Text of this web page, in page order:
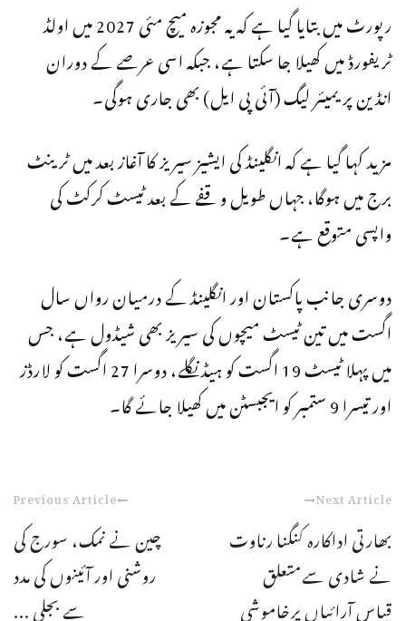
رپورٹ میں بتایا گیا ہے کہ یہ مجوزہ میچ مئی 2027 میں اولڈ
ٹریفورڈ میں کھیلا جا سکتا ہے، جبکہ اسی عرصے کے دوران
انڈین پریمیئر لیگ (آئی پی ایل) بھی جاری ہوگی۔
مزید کہا گیا ہے کہ انگلینڈ کی ایشیز سیریز کا آغاز بعد میں ٹرینٹ
برج میں ہوگا، جہاں طویل وقفے کے بعد ٹیسٹ کرکٹ کی
واپسی متوقع ہے۔
دوسری جانب پاکستان اور انگلینڈ کے درمیان رواں سال
اگست میں تین ٹیسٹ میچوں کی سیریز بھی شیڈول ہے، جس
میں پہلا ٹیسٹ 19 اگست کو ہیڈنگلے، دوسرا 27 اگست کو لارڈز
اور تیسرا 9 ستمبر کو ایجبسٹن میں کھیلا جائے گا۔
Previous Article
چین نے نمک، سورج کی
روشنی اور آئینوں کی مدد
سے بجلی ...
Next Article
بھارتی اداکارہ کنگنا رناوت
نے شادی سےمتعلق
قیاس آرائیاں پرخاموشی